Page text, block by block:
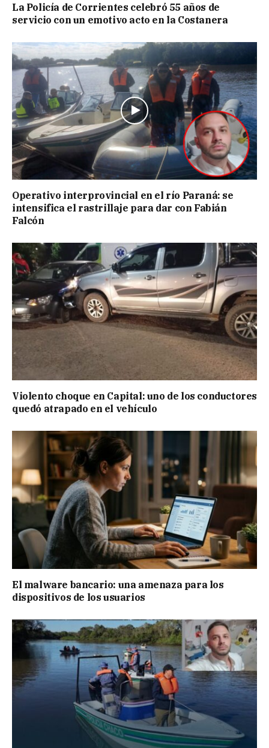
La Policía de Corrientes celebró 55 años de
servicio con un emotivo acto en la Costanera
Operativo interprovincial en el río Paraná: se
intensifica el rastrillaje para dar con Fabián
Falcón
Violento choque en Capital: uno de los conductores
quedó atrapado en el vehículo
El malware bancario: una amenaza para los
dispositivos de los usuarios